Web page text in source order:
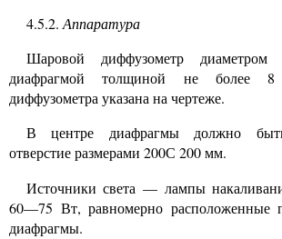
4.5.2. Аппаратура
Шаровой диффузометр диаметром
диафрагмой толщиной не более 8
диффузометра указана на чертеже.
В центре диафрагмы должно
отверстие размерами 200C 200мм.
Источники света — лампы
60—75 Вт, равномерно расположенные
диафрагмы.